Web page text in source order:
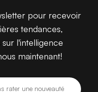
pour recevoir
tendances,
l'intelligence
maintenant!